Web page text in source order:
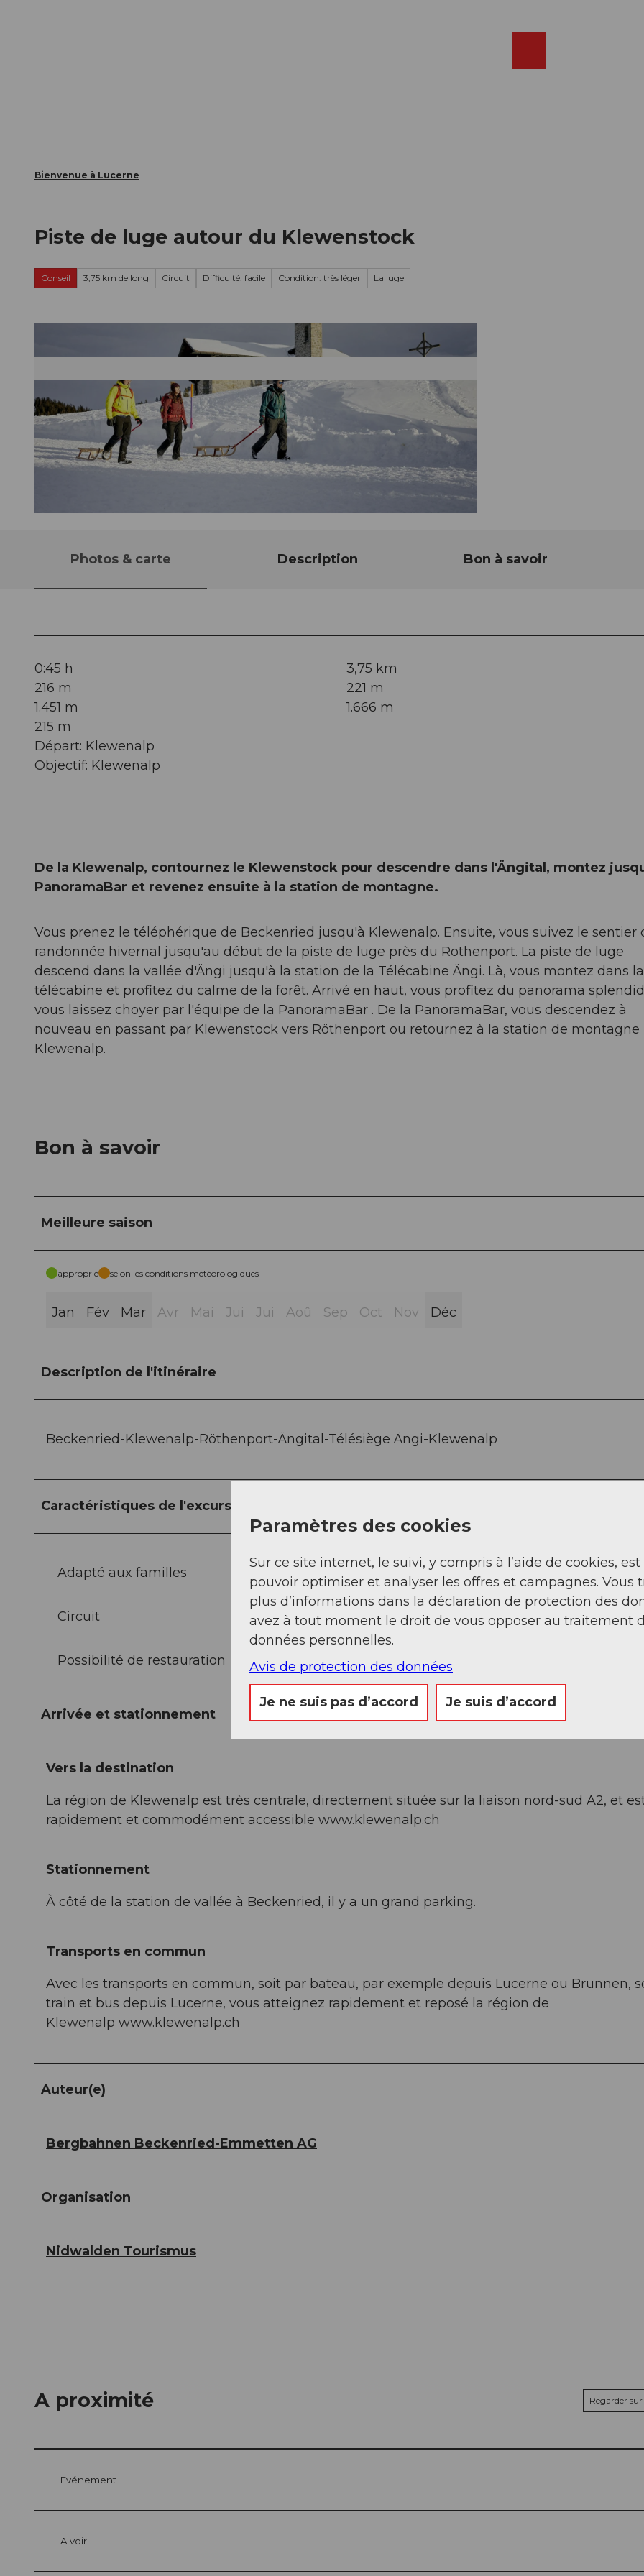
Bienvenue à Lucerne
Piste de luge autour du Klewenstock
Conseil 3,75 km de long Circuit Difficulté: facile Condition: très léger La luge
Photos & carte Description Bon à savoir
0:45 h
3,75 km
216 m
221 m
1.451 m
1.666 m
215 m
Départ: Klewenalp
Objectif: Klewenalp
De la Klewenalp, contournez le Klewenstock pour descendre dans l'Ängital, montez
PanoramaBar et revenez ensuite à la station de montagne.
Vous prenez le téléphérique de Beckenried jusqu'à Klewenalp. Ensuite, vous suivez le sentier
randonnée hivernal jusqu'au début de la piste de luge près du Röthenport. La piste de luge
descend dans la vallée d'Ängi jusqu'à la station de la Télécabine Ängi. Là, vous montez dans la
télécabine et profitez du calme de la forêt. Arrivé en haut, vous profitez du panorama
vous laissez choyer par l'équipe de la PanoramaBar . De la PanoramaBar, vous descendez à
nouveau en passant par Klewenstock vers Röthenport ou retournez à la station de montagne
Klewenalp.
Bon à savoir
Meilleure saison
approprié selon les conditions météorologiques
Jan Fév Mar Avr Mai Jui Jui Aoû Sep Oct Nov Déc
Description de l'itinéraire
Beckenried-Klewenalp-Röthenport-Ängital-Télésiège Ängi-Klewenalp
Caractéristiques de l'excursion
Adapté aux familles
Circuit
Possibilité de restauration
Arrivée et stationnement
Vers la destination
La région de Klewenalp est très centrale, directement située sur la liaison nord-sud A2, et
rapidement et commodément accessible www.klewenalp.ch
Stationnement
À côté de la station de vallée à Beckenried, il y a un grand parking.
Transports en commun
Avec les transports en commun, soit par bateau, par exemple depuis Lucerne ou Brunnen,
train et bus depuis Lucerne, vous atteignez rapidement et reposé la région de
Klewenalp www.klewenalp.ch
Auteur(e)
Bergbahnen Beckenried-Emmetten AG
Organisation
Nidwalden Tourismus
A proximité Regarder
Evénement
A voir
Paramètres des cookies
Sur ce site internet, le suivi, y compris à l’aide de cookies,
pouvoir optimiser et analyser les offres et campagnes. Vous
plus d’informations dans la déclaration de protection des
avez à tout moment le droit de vous opposer au traitement
données personnelles.
Avis de protection des données
Je ne suis pas d’accord Je suis d’accord